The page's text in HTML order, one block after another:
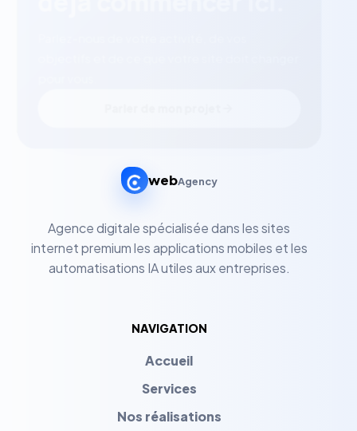
webAgency
Agence digitale spécialisée dans les sites
internet premium les applications mobiles et les
automatisations IA utiles aux entreprises.
NAVIGATION
Accueil
Services
Nos réalisations